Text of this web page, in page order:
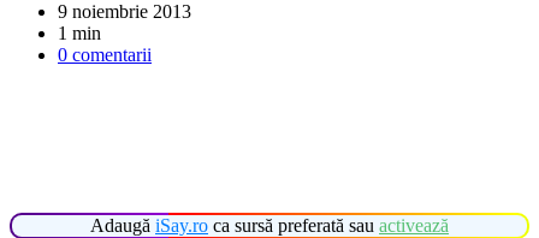
9 noiembrie 2013
1 min
0 comentarii
Adaugă iSay.ro ca sursă preferată sau activează